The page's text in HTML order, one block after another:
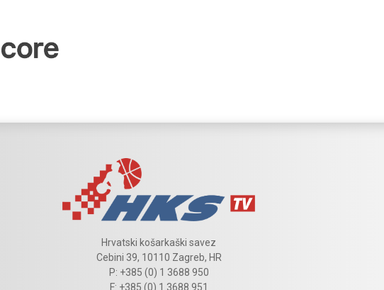
Hrvatski košarkaški savez
Cebini 39, 10110 Zagreb, HR
P: +385 (0) 1 3688 950
F: +385 (0) 1 3688 951